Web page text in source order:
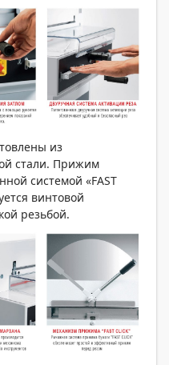
из
стали. Прижим
системой «FAST
винтовой
резьбой.